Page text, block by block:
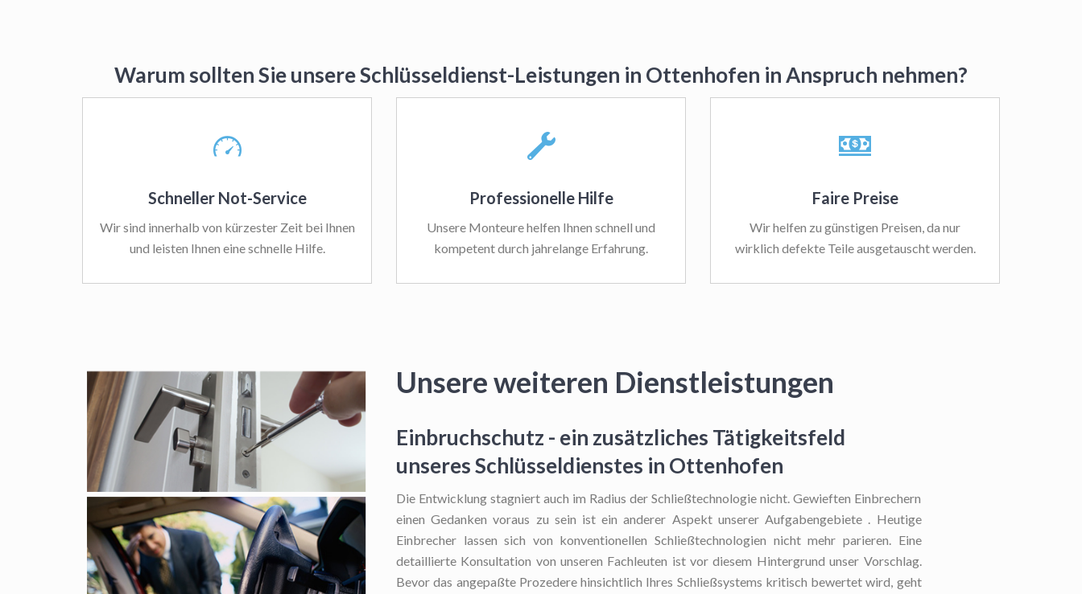
Warum sollten Sie unsere Schlüsseldienst-Leistungen in Ottenhofen in Anspruch nehmen?
Schneller Not-Service
Wir sind innerhalb von kürzester Zeit bei Ihnen
und leisten Ihnen eine schnelle Hilfe.
Professionelle Hilfe
Unsere Monteure helfen Ihnen schnell und
kompetent durch jahrelange Erfahrung.
Faire Preise
Wir helfen zu günstigen Preisen, da nur
wirklich defekte Teile ausgetauscht werden.
Unsere weiteren Dienstleistungen
Einbruchschutz - ein zusätzliches Tätigkeitsfeld
unseres Schlüsseldienstes in Ottenhofen
Die Entwicklung stagniert auch im Radius der Schließtechnologie nicht. Gewieften Einbrechern
einen Gedanken voraus zu sein ist ein anderer Aspekt unserer Aufgabengebiete . Heutige
Einbrecher lassen sich von konventionellen Schließtechnologien nicht mehr parieren. Eine
detaillierte Konsultation von unseren Fachleuten ist vor diesem Hintergrund unser Vorschlag.
Bevor das angepaßte Prozedere hinsichtlich Ihres Schließsystems kritisch bewertet wird, geht